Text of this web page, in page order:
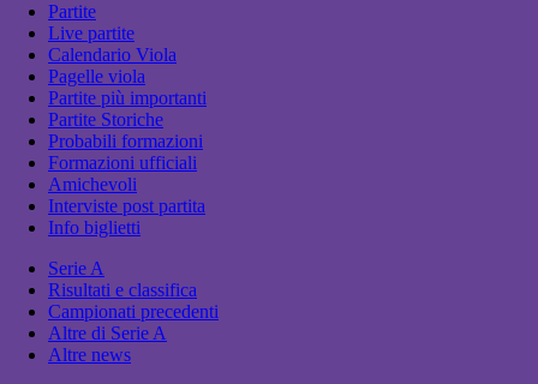
Partite
Live partite
Calendario Viola
Pagelle viola
Partite più importanti
Partite Storiche
Probabili formazioni
Formazioni ufficiali
Amichevoli
Interviste post partita
Info biglietti
Serie A
Risultati e classifica
Campionati precedenti
Altre di Serie A
Altre news